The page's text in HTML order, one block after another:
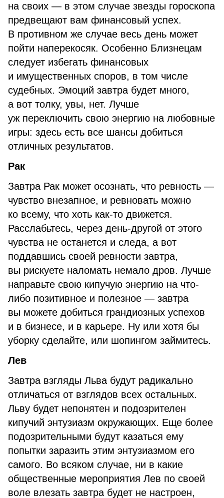
на своих — в этом случае звезды гороскопа
предвещают вам финансовый успех.
В противном же случае весь день может
пойти наперекосяк. Особенно Близнецам
следует избегать финансовых
и имущественных споров, в том числе
судебных. Эмоций завтра будет много,
а вот толку, увы, нет. Лучше
уж переключить свою энергию на любовные
игры: здесь есть все шансы добиться
отличных результатов.
Рак
Завтра Рак может осознать, что ревность —
чувство внезапное, и ревновать можно
ко всему, что хоть как-то движется.
Расслабьтесь, через день-другой от этого
чувства не останется и следа, а вот
поддавшись своей ревности завтра,
вы рискуете наломать немало дров. Лучше
направьте свою кипучую энергию на что-
либо позитивное и полезное — завтра
вы можете добиться грандиозных успехов
и в бизнесе, и в карьере. Ну или хотя бы
уборку сделайте, или шопингом займитесь.
Лев
Завтра взгляды Льва будут радикально
отличаться от взглядов всех остальных.
Льву будет непонятен и подозрителен
кипучий энтузиазм окружающих. Еще более
подозрительными будут казаться ему
попытки заразить этим энтузиазмом его
самого. Во всяком случае, ни в какие
общественные мероприятия Лев по своей
воле влезать завтра будет не настроен,